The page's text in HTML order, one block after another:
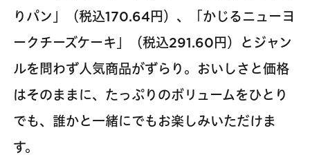
りパン」（税込170.64円）、「かじるニューヨ
ークチーズケーキ」（税込291.60円）とジャン
ルを問わず人気商品がずらり。おいしさと価格
はそのままに、たっぷりのボリュームをひとり
でも、誰かと一緒にでもお楽しみいただけま
す。